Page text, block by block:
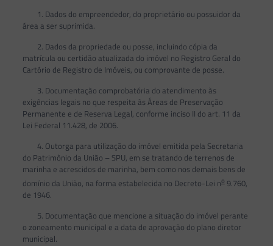
1. Dados do empreendedor, do proprietário ou possuidor da
área a ser suprimida.
2. Dados da propriedade ou posse, incluindo cópia da
matrícula ou certidão atualizada do imóvel no Registro Geral do
Cartório de Registro de Imóveis, ou comprovante de posse.
3. Documentação comprobatória do atendimento às
exigências legais no que respeita às Áreas de Preservação
Permanente e de Reserva Legal, conforme inciso II do art. 11 da
Lei Federal 11.428, de 2006.
4. Outorga para utilização do imóvel emitida pela Secretaria
do Patrimônio da União – SPU, em se tratando de terrenos de
marinha e acrescidos de marinha, bem como nos demais bens de
domínio da União, na forma estabelecida no Decreto-Lei no9.760,
de 1946.
5. Documentação que mencione a situação do imóvel perante
o zoneamento municipal e a data de aprovação do plano diretor
municipal.